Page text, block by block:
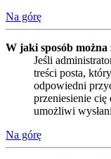
Na górę
W jaki sposób można
Jeśli
treści posta,
odpowiedni
przeniesienie
umożliwi
Na górę